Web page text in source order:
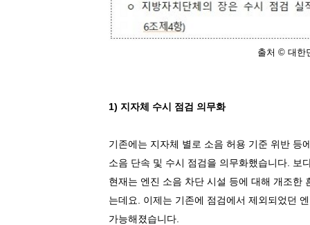
출처 © 대한
1) 지자체 수시 점검 의무화
기존에는 지자체 별로 소음 허용 기준 위반 등
소음 단속 및 수시 점검을 의무화했습니다
보
현재는 엔진 소음 차단 시설 등에 대해 개조한
는데요
이제는 기존에 점검에서 제외되었던
가능해졌습니다